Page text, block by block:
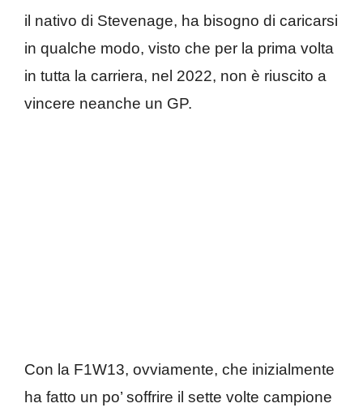
il nativo di Stevenage, ha bisogno di caricarsi
in qualche modo, visto che per la prima volta
in tutta la carriera, nel 2022, non è riuscito a
vincere neanche un GP.
Con la F1W13, ovviamente, che inizialmente
ha fatto un po’ soffrire il sette volte campione